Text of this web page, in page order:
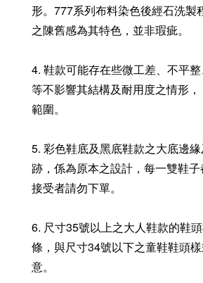
形。777系列布料染色後經石洗製
之陳舊感為其特色，並非瑕疵。
4. 鞋款可能存在些微工差、不平
等不影響其結構及耐用度之情形
範圍。
5. 彩色鞋底及黑底鞋款之大底邊
跡，係為原本之設計，每一雙鞋
接受者請勿下單。
6. 尺寸35號以上之大人鞋款的鞋
條，與尺寸34號以下之童鞋鞋頭
意。